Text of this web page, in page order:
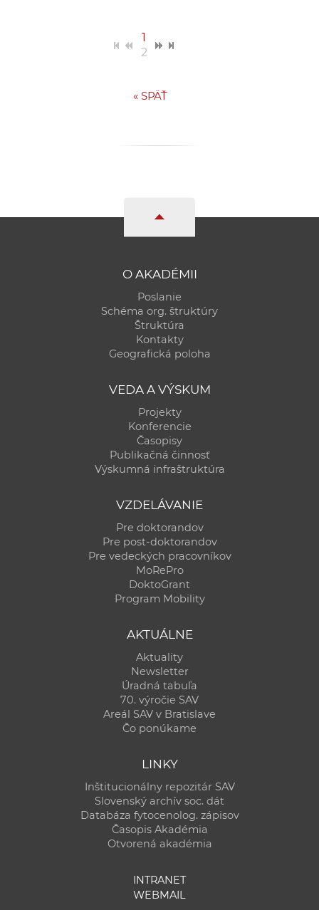
1
2
«SPÄŤ
O AKADÉMII
Poslanie
Schéma org. štruktúry
Štruktúra
Kontakty
Geografická poloha
VEDA A VÝSKUM
Projekty
Konferencie
Časopisy
Publikačná činnosť
Výskumná infraštruktúra
VZDELÁVANIE
Pre doktorandov
Pre post-doktorandov
Pre vedeckých pracovníkov
MoRePro
DoktoGrant
Program Mobility
AKTUÁLNE
Aktuality
Newsletter
Úradná tabuľa
70. výročie SAV
Areál SAV v Bratislave
Čo ponúkame
LINKY
Inštitucionálny repozitár SAV
Slovenský archív soc. dát
Databáza fytocenolog. zápisov
Časopis Akadémia
Otvorená akadémia
INTRANET
WEBMAIL